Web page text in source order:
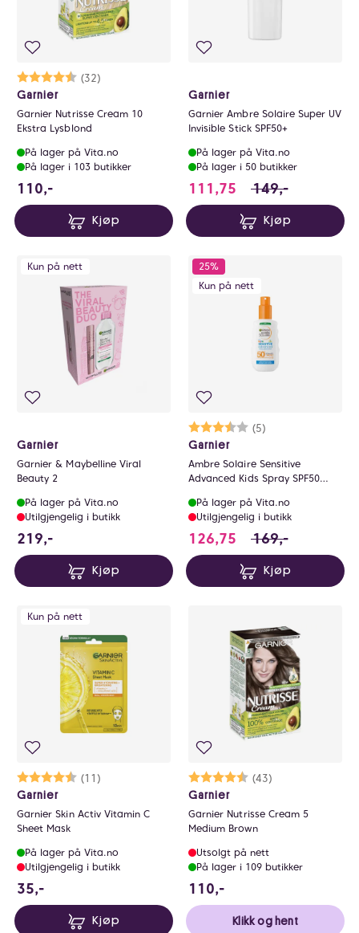
Karakter:
(32)
4.7 av 5 mulige
Garnier
Garnier Nutrisse Cream 10
Ekstra Lysblond
På lager på Vita.no
På lager i 103 butikker
110,-
Kjøp
Garnier
Garnier Ambre Solaire Super UV
Invisible Stick SPF50+
På lager på Vita.no
På lager i 50 butikker
111,75 111.75 i stedet
149,-
Kjøp
Kun på nett
Garnier
Garnier & Maybelline Viral
Beauty 2
På lager på Vita.no
Utilgjengelig i butikk
219,-
Kjøp
25%
Kun på nett
Karakter:
(5)
3.8 av 5 mulige
Garnier
Ambre Solaire Sensitive
Advanced Kids Spray SPF50
På lager på Vita.no
Utilgjengelig i butikk
126,75 126.75 i stedet
169,-
Kjøp
Kun på nett
Karakter:
(11)
4.6 av 5 mulige
Garnier
Garnier Skin Activ Vitamin C
Sheet Mask
På lager på Vita.no
Utilgjengelig i butikk
35,-
Kjøp
Karakter:
(43)
4.7 av 5 mulige
Garnier
Garnier Nutrisse Cream 5
Medium Brown
Utsolgt på nett
På lager i 109 butikker
110,-
Klikk og hent